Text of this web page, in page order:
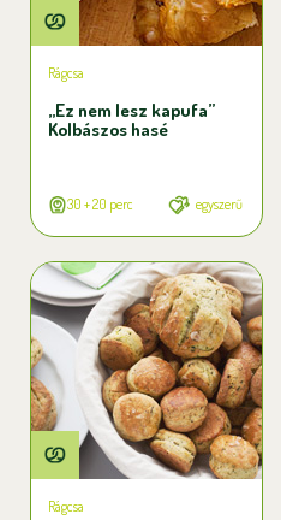
Rágcsa
„Ez nem lesz kapufa”
Kolbászos hasé
30 + 20 perc egyszerű
Rágcsa